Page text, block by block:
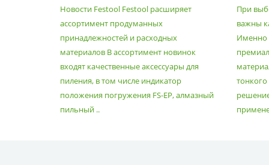
ПРИНАДЛЕЖНОСТЕЙ И
РАСХОДНЫХ МАТЕРИАЛОВ
Новости Festool Festool расширяет
ассортимент продуманных
принадлежностей и расходных
материалов В ассортимент новинок
входят качественные аксессуары для
пиления, в том числе индикатор
положения погружения FS-EP, алмазный
пильный ..
При
важны
Именно